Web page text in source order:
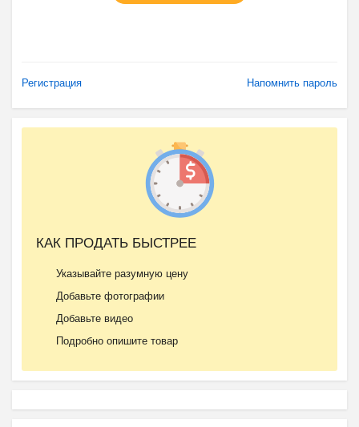
Регистрация Напомнить пароль
КАК ПРОДАТЬ БЫСТРЕЕ
Указывайте разумную цену
Добавьте фотографии
Добавьте видео
Подробно опишите товар